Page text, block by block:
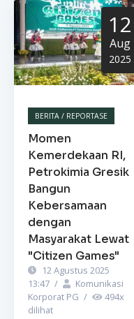
12
Aug
2025
BERITA / REPORTASE
Momen
Kemerdekaan RI,
Petrokimia Gresik
Bangun
Kebersamaan
dengan
Masyarakat Lewat
"Citizen Games"
12 Agustus 2025
13:47 /
Komunikasi
Korporat PG / 494x
dilihat